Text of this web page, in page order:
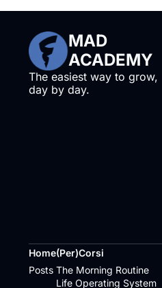
MAD
ACADEMY
The easiest way to grow,
day by day.
Home
Posts
(Per)Corsi
The Morning Routine
Life Operating System